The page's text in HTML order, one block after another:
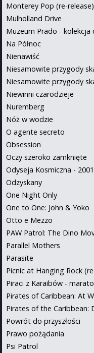
Monterey Pop (re-release)
Mulholland Drive
Muzeum Prado - kolekcja
Na Północ
Nienawiść
Niesamowite przygody
Niesamowite przygody
Niewinni czarodzieje
Nuremberg
Nóż w wodzie
O agente secreto
Obsession
Oczy szeroko zamknięte
Odyseja Kosmiczna - 2001
Odzyskany
One Night Only
One to One: John & Yoko
Otto e Mezzo
PAW Patrol: The Dino
Parallel Mothers
Parasite
Picnic at Hanging Rock
Piraci z Karaibów -
Pirates of Caribbean: At
Pirates of the Caribbean:
Powrót do przyszłości
Prawo pożądania
Psi Patrol